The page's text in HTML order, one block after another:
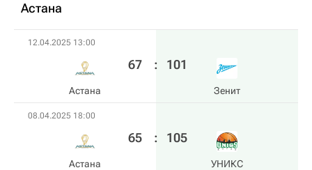
Астана
12.04.2025 13:00
Астана
67 : 101
Зенит
08.04.2025 18:00
Астана
65 : 105
УНИКС